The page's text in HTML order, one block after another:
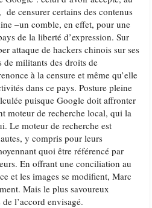
censurer certains des contenus
–un comble, en effet, pour une
de la liberté d’expression. Sur
attaque de hackers chinois sur ses
de militants des droits de
à la censure et même qu’elle
dans ce pays. Posture pleine
puisque Google doit affronter
moteur de recherche local, qui la
Le moteur de recherche est
y compris pour leurs
quoi être référencé par
En offrant une conciliation au
et les images se modifient, Marc
Mais le plus savoureux
l’accord envisagé.